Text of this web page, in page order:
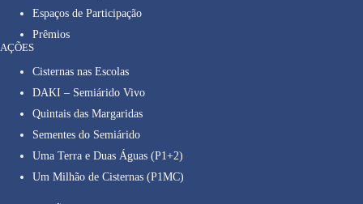
Espaços de Participação
Prêmios
AÇÕES
Cisternas nas Escolas
DAKI – Semiárido Vivo
Quintais das Margaridas
Sementes do Semiárido
Uma Terra e Duas Águas (P1+2)
Um Milhão de Cisternas (P1MC)